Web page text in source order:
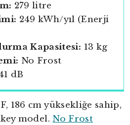
279 litre
249 kWh/yıl (Enerji
Kapasitesi: 13 kg
No Frost
dB
186 cm yüksekliğe sahip,
model. No Frost